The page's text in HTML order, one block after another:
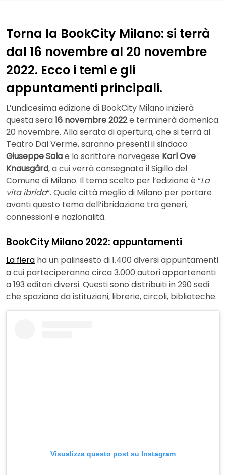
Torna la BookCity Milano: si terrà
dal 16 novembre al 20 novembre
2022. Ecco i temi e gli
appuntamenti principali.
L’undicesima edizione di BookCity Milano inizierà
questa sera16 novembre 2022e terminerà domenica
20 novembre. Alla serata di apertura, che si terrà al
Teatro Dal Verme, saranno presenti il sindaco
Giuseppe Salae lo scrittore norvegese Karl Ove
Knausgård, a cui verrà consegnato il Sigillo del
Comune di Milano. Il tema scelto per l’edizione è “La
vita ibrida“. Quale città meglio di Milano per portare
avanti questo tema dell’ibridazione tra generi,
connessioni e nazionalità.
BookCity Milano 2022: appuntamenti
La fiera ha un palinsesto di 1.400 diversi appuntamenti
a cui parteciperanno circa 3.000 autori appartenenti
a 193 editori diversi. Questi sono distribuiti in 290 sedi
che spaziano da istituzioni, librerie, circoli, biblioteche.
Visualizza questo post su Instagram